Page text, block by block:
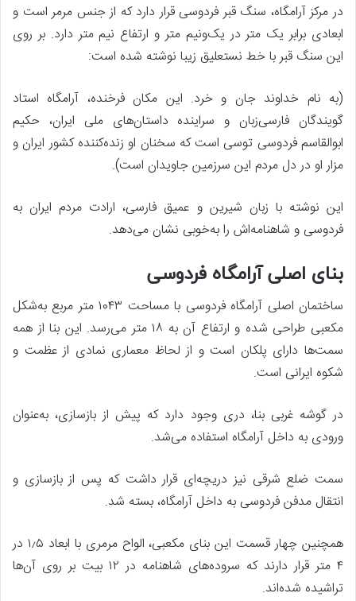
در مرکز آرامگاه، سنگ قبر فردوسی قرار دارد که از جنس مرمر است و
ابعادی برابر یک متر در یک‌ونیم متر و ارتفاع نیم متر دارد. بر روی
این سنگ قبر با خط نستعلیق زیبا نوشته شده است:
(به نام خداوند جان و خرد. این مکان فرخنده، آرامگاه استاد
گویندگان فارسی‌زبان و سراینده‌ داستان‌های ملی ایران، حکیم
ابوالقاسم فردوسی توسی است که سخنان او زنده‌کننده‌ کشور ایران و
مزار او در دل مردم این سرزمین جاویدان است).
این نوشته با زبان شیرین و عمیق فارسی، ارادت مردم ایران به
فردوسی و شاهنامه‌اش را به‌خوبی نشان می‌دهد.
بنای اصلی آرامگاه فردوسی
ساختمان اصلی آرامگاه فردوسی با مساحت ۱۰۴۳ متر مربع به‌شکل
مکعبی طراحی شده و ارتفاع آن به ۱۸ متر می‌رسد. این بنا از همه
سمت‌ها دارای پلکان است و از لحاظ معماری نمادی از عظمت و
شکوه ایرانی است.
در گوشه غربی بنا، دری وجود دارد که پیش از بازسازی، به‌عنوان
ورودی به داخل آرامگاه استفاده می‌شد.
سمت ضلع شرقی نیز دریچه‌ای قرار داشت که پس از بازسازی و
انتقال مدفن فردوسی به داخل آرامگاه، بسته شد.
همچنین چهار قسمت این بنای مکعبی، الواح مرمری با ابعاد ۱٫۵ در
۴ متر قرار دارند که سروده‌های شاهنامه در ۱۲ بیت بر روی آن‌ها
تراشیده شده‌اند.